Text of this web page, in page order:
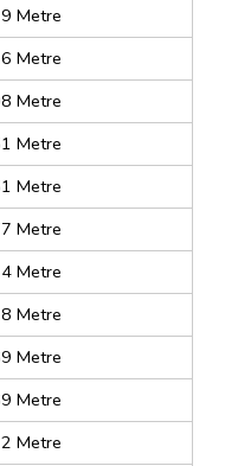
Metre
Metre
Metre
Metre
Metre
Metre
Metre
Metre
Metre
Metre
Metre